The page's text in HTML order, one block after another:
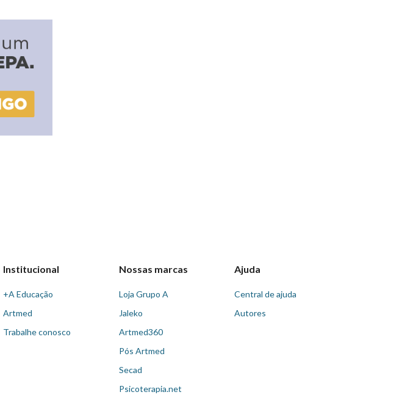
Institucional
+A Educação
Artmed
Trabalhe conosco
Nossas marcas
Loja Grupo A
Jaleko
Artmed360
Pós Artmed
Secad
Psicoterapia.net
Ajuda
Central de ajuda
Autores